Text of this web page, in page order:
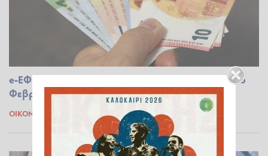
e-ΕΦΚΑ, ΔΥΠΑ: Αναλυτικά οι πληρωμές έως τις 16
Φεβρουαρίου
ΟΙΚΟΝΟΜΊΑ 13.02.2024 09:53